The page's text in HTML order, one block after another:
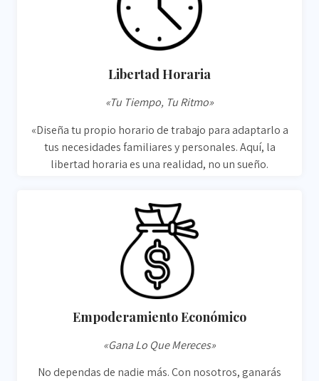
Libertad Horaria
«Tu Tiempo, Tu Ritmo»
«Diseña tu propio horario de trabajo para adaptarlo a
tus necesidades familiares y personales. Aquí, la
libertad horaria es una realidad, no un sueño.
Empoderamiento Económico
«Gana Lo Que Mereces»
No dependas de nadie más. Con nosotros, ganarás